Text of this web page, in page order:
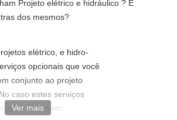
Projeto elétrico e hidráulico ? E
dos mesmos?
elétrico, e hidro-
opcionais que você
conjunto ao projeto
caso estes serviços
valor do projeto
Ver mais